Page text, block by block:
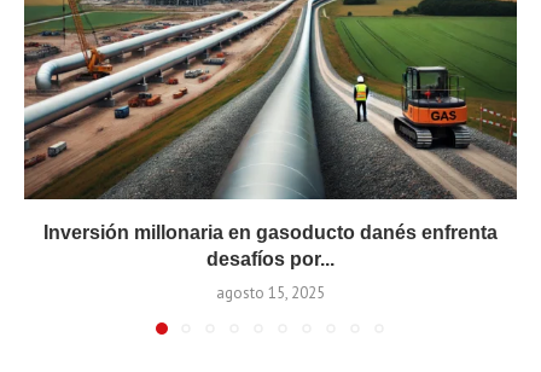
Inversión millonaria en gasoducto danés enfrenta
desafíos por...
agosto 15, 2025